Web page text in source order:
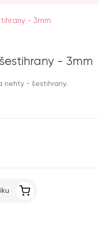
- 3mm
- 3mm
nehty - šestihrany.